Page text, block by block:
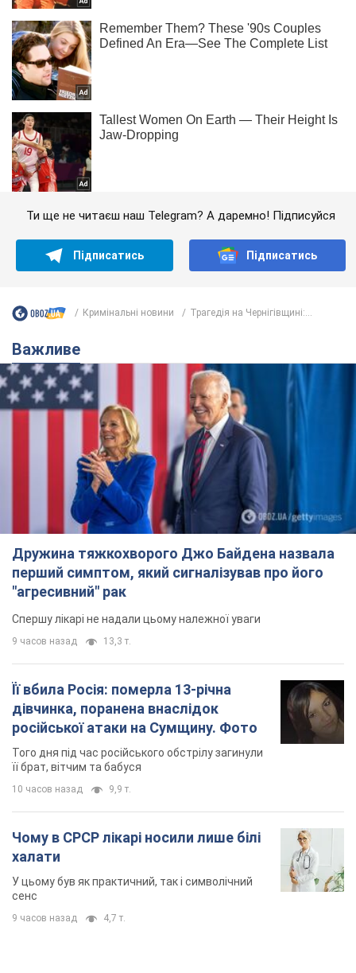
Ти ще не читаєш наш Telegram? А даремно! Підписуйся
Підписатись Підписатись
Кримінальні новини Трагедія на Чернігівщині:...
Важливе
Дружина тяжкохворого Джо Байдена назвала
перший симптом, який сигналізував про його
"агресивний" рак
Спершу лікарі не надали цьому належної уваги
9 часов назад 13,3 т.
Її вбила Росія: померла 13-річна
дівчинка, поранена внаслідок
російської атаки на Сумщину. Фото
Того дня під час російського обстрілу загинули
її брат, вітчим та бабуся
10 часов назад 9,9 т.
Чому в СРСР лікарі носили лише білі
халати
У цьому був як практичний, так і символічний
сенс
9 часов назад 4,7 т.